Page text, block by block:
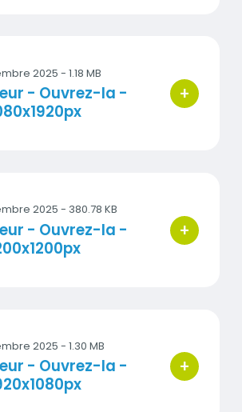
2025 - 1.18 MB
- Ouvrez-la -
+
bouton
2025 - 380.78 KB
- Ouvrez-la -
+
bouton
2025 - 1.30 MB
- Ouvrez-la -
+
bouton